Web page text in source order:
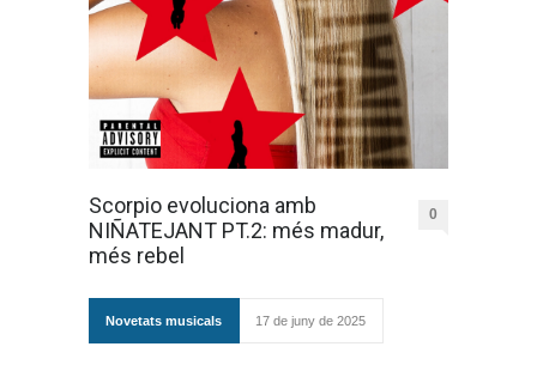
Scorpio evoluciona amb
NIÑATEJANT PT.2: més madur,
més rebel
0
Novetats musicals 17 de juny de 2025